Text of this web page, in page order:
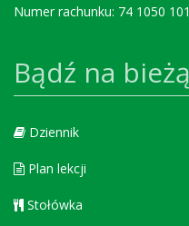
Numer rachunku: 74 1050
Bądź na
Dziennik
Plan lekcji
Stołówka